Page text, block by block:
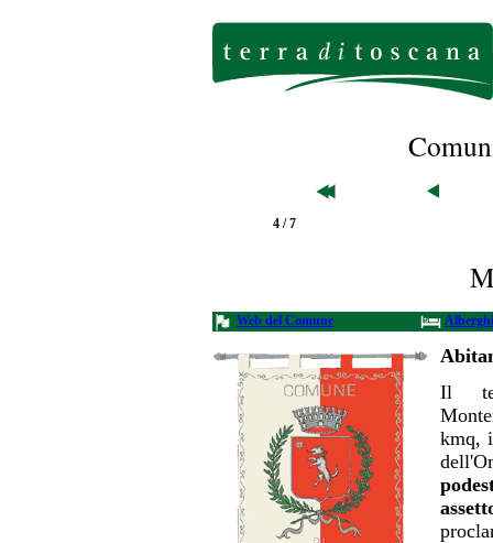
4 / 7
Web del Comune Alberghi
Il
kmq,